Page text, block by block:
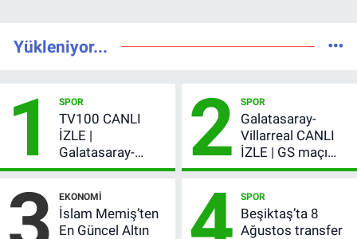
Yükleniyor...
1 SPOR
TV100 CANLI
İZLE |
Galatasaray-
Villarreal maçı
şifresiz canlı yayın
2 SPOR
Galatasaray-
Villarreal CANLI
İZLE | GS maçı
hangi kanalda,
EKONOMI
İslam Memiş’ten
En Güncel Altın
SPOR
Beşiktaş’ta 8
Ağustos transfer